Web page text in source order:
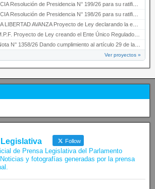
Resolución de Presidencia N° 199/26 para su ratificación.
Resolución de Presidencia N° 198/26 para su ratificación.
AVANZA Proyecto de Ley declarando la esencialidad del servicio educativ…
Proyecto de Ley creando el Ente Único Regulador de servicios públicos de la …
1358/26 Dando cumplimiento al artículo 29 de la Ley provincial N° 1399…
Ver proyectos »
Follow
de Prensa Legislativa del Parlamento
y fotografías generadas por la prensa